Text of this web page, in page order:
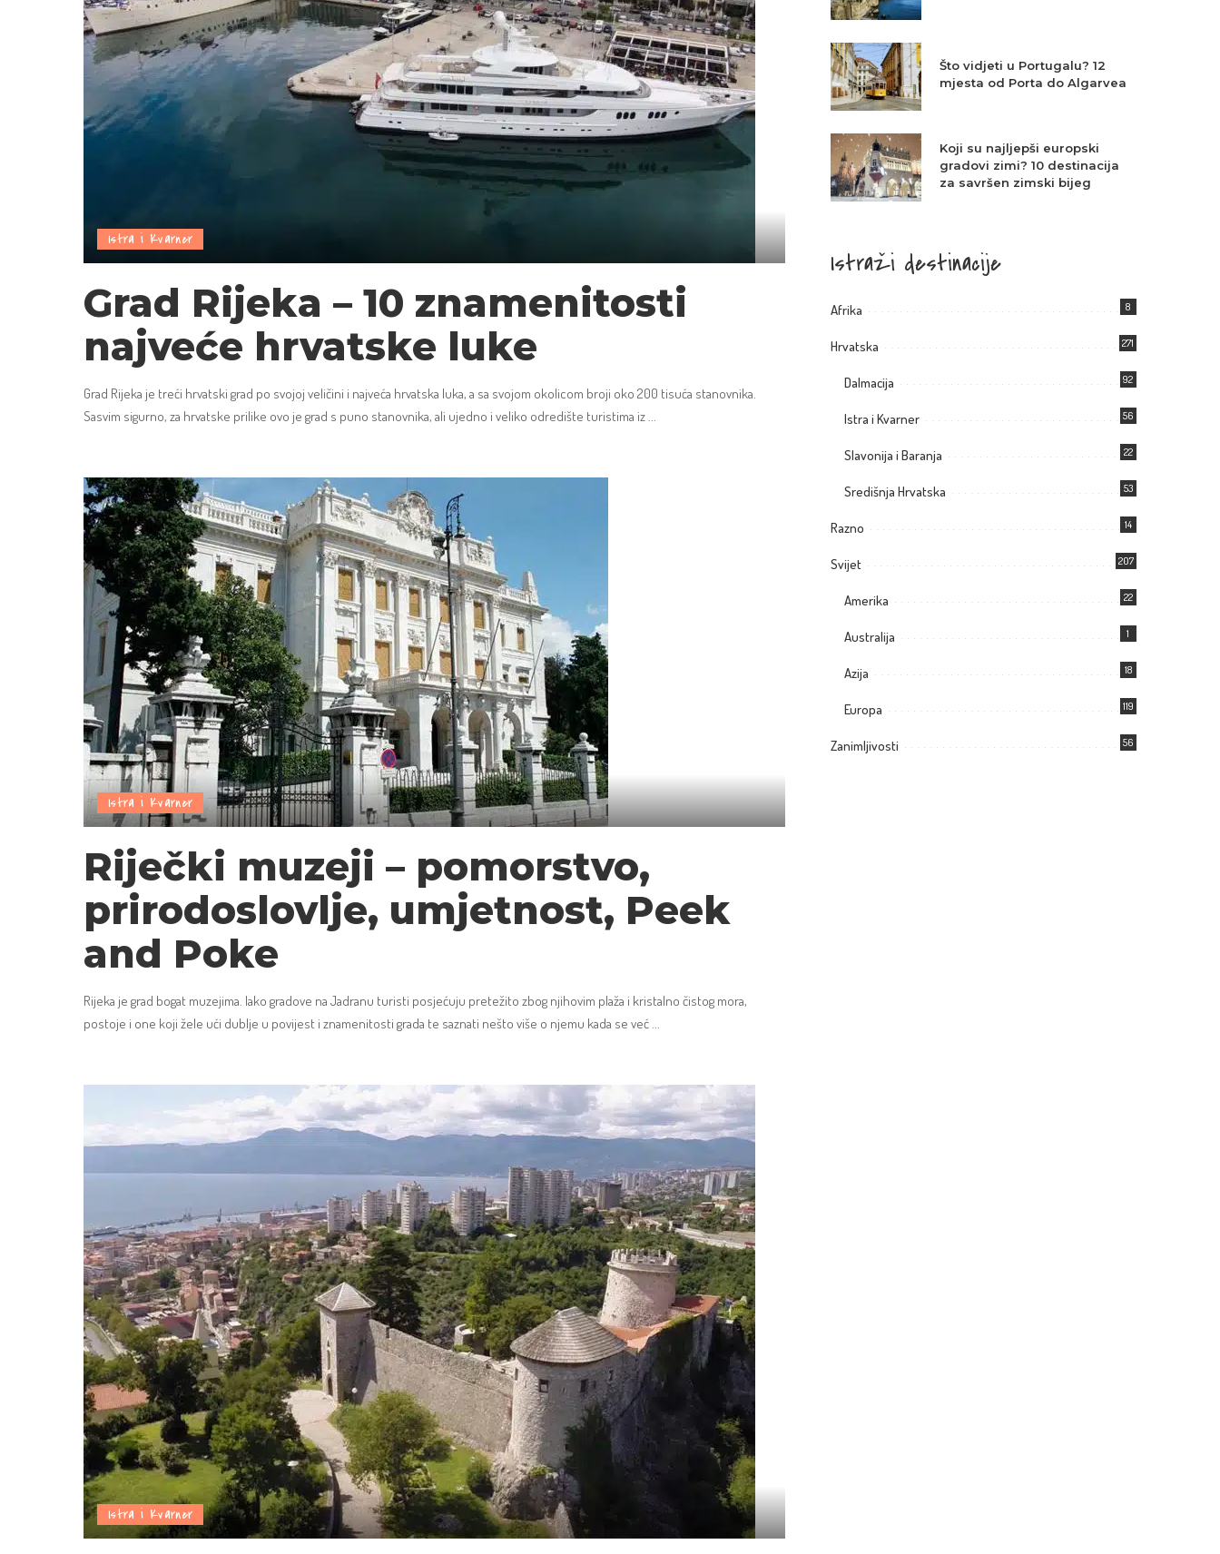
Istra i Kvarner
Grad Rijeka – 10 znamenitosti
najveće hrvatske luke
Grad Rijeka je treći hrvatski grad po svojoj veličini i najveća hrvatska luka, a sa svojom okolicom broji oko 200 tisuća stanovnika.
Sasvim sigurno, za hrvatske prilike ovo je grad s puno stanovnika, ali ujedno i veliko odredište turistima iz...
Istra i Kvarner
Riječki muzeji – pomorstvo,
prirodoslovlje, umjetnost, Peek
and Poke
Rijeka je grad bogat muzejima. Iako gradove na Jadranu turisti posjećuju pretežito zbog njihovim plaža i kristalno čistog mora,
postoje i one koji žele ući dublje u povijest i znamenitosti grada te saznati nešto više o njemu kada se već...
Istra i Kvarner
Što vidjeti u Portugalu? 12
mjesta od Porta do Algarvea
Koji su najljepši europski
gradovi zimi? 10 destinacija
za savršen zimski bijeg
Istraži destinacije
Afrika 8
Hrvatska 271
Dalmacija 92
Istra i Kvarner 56
Slavonija i Baranja 22
Središnja Hrvatska 53
Razno 14
Svijet 207
Amerika 22
Australija 1
Azija 18
Europa 119
Zanimljivosti 56